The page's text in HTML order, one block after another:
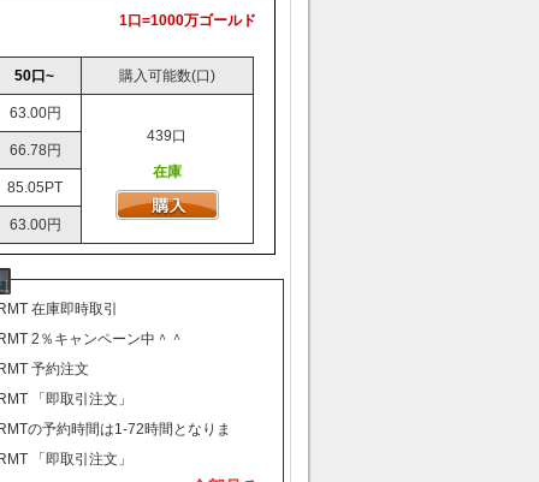
1口=1000万ゴールド
50口~ 購入可能数(口)
63.00円
439口
在庫
66.78円
85.05PT
63.00円
在庫即時取引
2％キャンペーン中＾＾
予約注文
「即取引注文」
の予約時間は1-72時間となりま
「即取引注文」